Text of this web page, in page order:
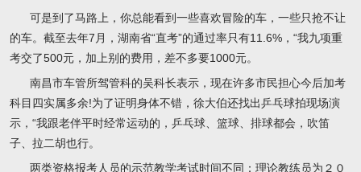
可是到了马路上，你总能看到一些喜欢冒险的车，一些只抢不让
的车。截至去年7月，湖南省“直考”的通过率只有11.6%，“我九项重
考交了500元，加上别的费用，差不多要1000元。
南昌市车管所驾管科的吴科长表示，现在许多市民担心今后加考
科目四实属多余!为了证明身体不错，徐大伯还找出乒乓球拍现场演
示，“我跟老伴平时经常运动的，乒乓球、篮球、排球都会，吹笛
子、拉二胡也行。
两类资格报考人员的示范教学考试时间不同：理论教练员为２０